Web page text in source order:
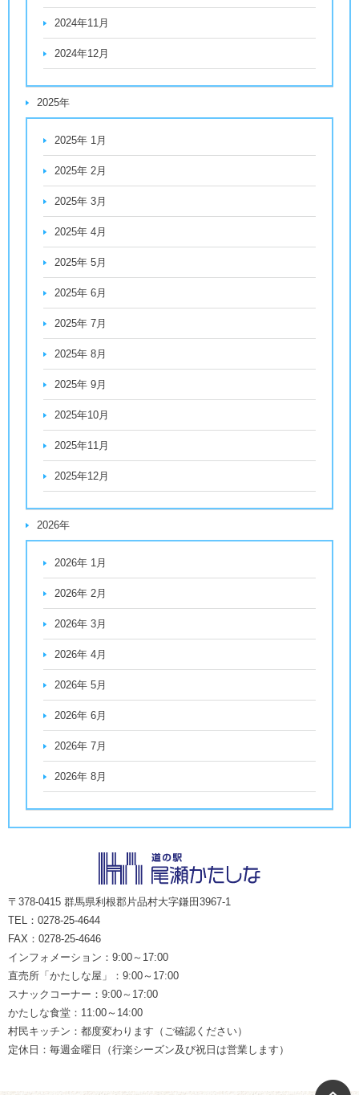
2024年11月
2024年12月
2025年
2025年 1月
2025年 2月
2025年 3月
2025年 4月
2025年 5月
2025年 6月
2025年 7月
2025年 8月
2025年 9月
2025年10月
2025年11月
2025年12月
2026年
2026年 1月
2026年 2月
2026年 3月
2026年 4月
2026年 5月
2026年 6月
2026年 7月
2026年 8月
〒378-0415 群馬県利根郡片品村大字鎌田3967-1
TEL：0278-25-4644
FAX：0278-25-4646
インフォメーション：9:00～17:00
直売所「かたしな屋」：9:00～17:00
スナックコーナー：9:00～17:00
かたしな食堂：11:00～14:00
村民キッチン：都度変わります（ご確認ください）
定休日：毎週金曜日（行楽シーズン及び祝日は営業します）